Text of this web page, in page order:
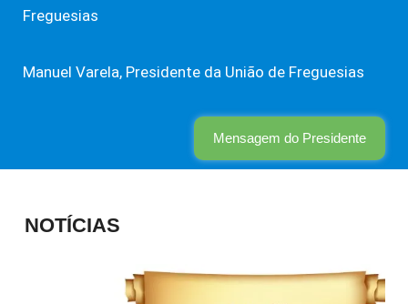
Freguesias
Manuel Varela, Presidente da União de Freguesias
Mensagem do Presidente
NOTÍCIAS